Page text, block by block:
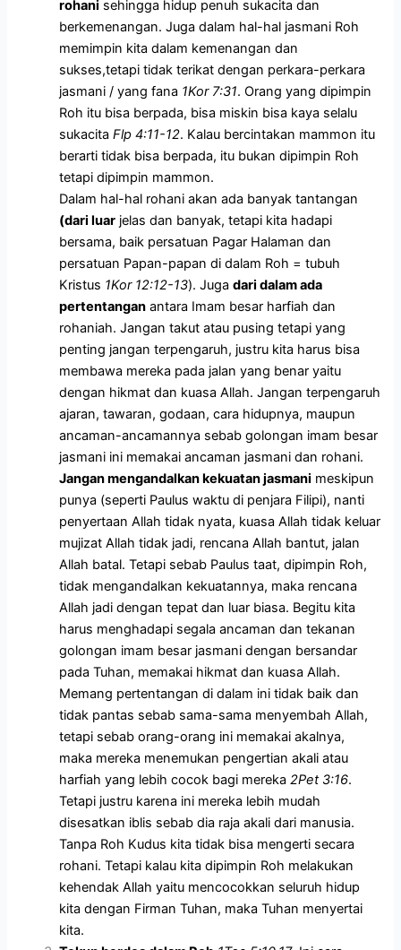
rohani sehingga hidup penuh sukacita dan
berkemenangan. Juga dalam hal-hal jasmani Roh
memimpin kita dalam kemenangan dan
sukses,tetapi tidak terikat dengan perkara-perkara
jasmani / yang fana 1Kor 7:31. Orang yang dipimpin
Roh itu bisa berpada, bisa miskin bisa kaya selalu
sukacitaFlp 4:11-12. Kalau bercintakan mammon itu
berarti tidak bisa berpada, itu bukan dipimpin Roh
tetapi dipimpin mammon.
Dalam hal-hal rohani akan ada banyak tantangan
(dari luar jelas dan banyak, tetapi kita hadapi
bersama, baik persatuan Pagar Halaman dan
persatuan Papan-papan di dalam Roh = tubuh
Kristus 1Kor 12:12-13). Jugadari dalam ada
pertentangan antara Imam besar harfiah dan
rohaniah. Jangan takut atau pusing tetapi yang
penting jangan terpengaruh, justru kita harus bisa
membawa mereka pada jalan yang benar yaitu
dengan hikmat dan kuasa Allah. Jangan terpengaruh
ajaran, tawaran, godaan, cara hidupnya, maupun
ancaman-ancamannya sebab golongan imam besar
jasmani ini memakai ancaman jasmani dan rohani.
Jangan mengandalkan kekuatan jasmani meskipun
punya (seperti Paulus waktu di penjara Filipi), nanti
penyertaan Allah tidak nyata, kuasa Allah tidak keluar
mujizat Allah tidak jadi, rencana Allah bantut, jalan
Allah batal. Tetapi sebab Paulus taat, dipimpin Roh,
tidak mengandalkan kekuatannya, maka rencana
Allah jadi dengan tepat dan luar biasa. Begitu kita
harus menghadapi segala ancaman dan tekanan
golongan imam besar jasmani dengan bersandar
pada Tuhan, memakai hikmat dan kuasa Allah.
Memang pertentangan di dalam ini tidak baik dan
tidak pantas sebab sama-sama menyembah Allah,
tetapi sebab orang-orang ini memakai akalnya,
maka mereka menemukan pengertian akali atau
harfiah yang lebih cocok bagi mereka2Pet 3:16.
Tetapi justru karena ini mereka lebih mudah
disesatkan iblis sebab dia raja akali dari manusia.
Tanpa Roh Kudus kita tidak bisa mengerti secara
rohani. Tetapi kalau kita dipimpin Roh melakukan
kehendak Allah yaitu mencocokkan seluruh hidup
kita dengan Firman Tuhan, maka Tuhan menyertai
kita.